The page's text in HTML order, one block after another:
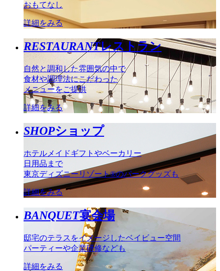
おもてなし
詳細をみる
RESTAURANTレストラン
自然と調和した雰囲気の中で
食材や調理法にこだわった
メニューをご提供
詳細をみる
SHOPショップ
ホテルメイドギフトやベーカリー
日用品まで
東京ディズニーリゾート®のパークグッズも
詳細をみる
BANQUET宴会場
邸宅のテラスをイメージしたベイビュー空間
パーティーや企業研修なども
詳細をみる